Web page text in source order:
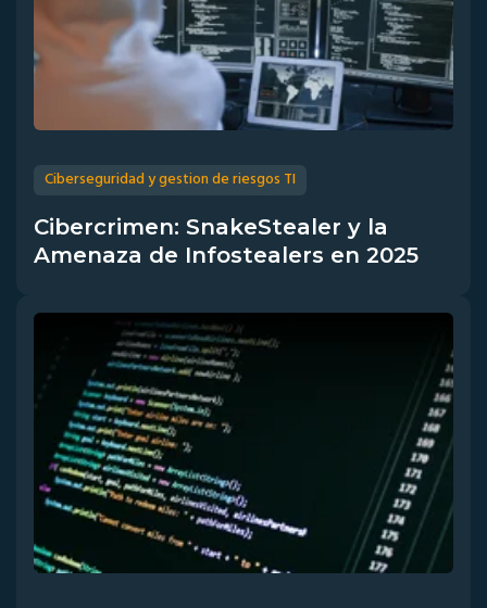
Ciberseguridad y gestion de riesgos TI
Cibercrimen: SnakeStealer y la
Amenaza de Infostealers en 2025